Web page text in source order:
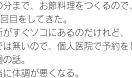
分まで、お節料理をつくるので
目をしてきた。
がすぐソコにあるのだけれど、
は無いので、個人医院で予約
話。
体調が悪くなる。